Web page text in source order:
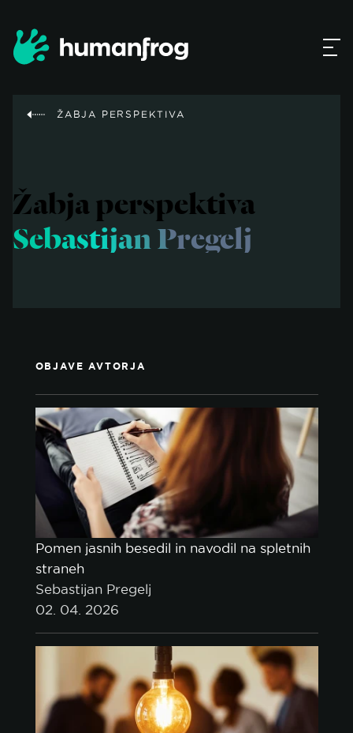
ŽABJA PERSPEKTIVA
Žabja perspektiva
Sebastijan Pregelj
OBJAVE AVTORJA
Pomen jasnih besedil in navodil na spletnih
straneh
Sebastijan Pregelj
02. 04. 2026